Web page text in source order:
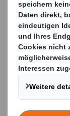
Das DELTA-
Sichtweise,
buchstäblich
Verpackung
Idealerweise
– über einen
Erfahren Sie